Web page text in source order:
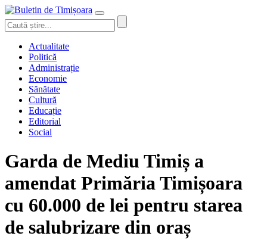
Actualitate
Politică
Administrație
Economie
Sănătate
Cultură
Educație
Editorial
Social
Garda de Mediu Timiș a
amendat Primăria Timișoara
cu 60.000 de lei pentru starea
de salubrizare din oraș